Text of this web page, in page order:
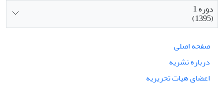
دوره 1
(1395)
صفحه اصلی
درباره نشریه
اعضای هیات تحریریه